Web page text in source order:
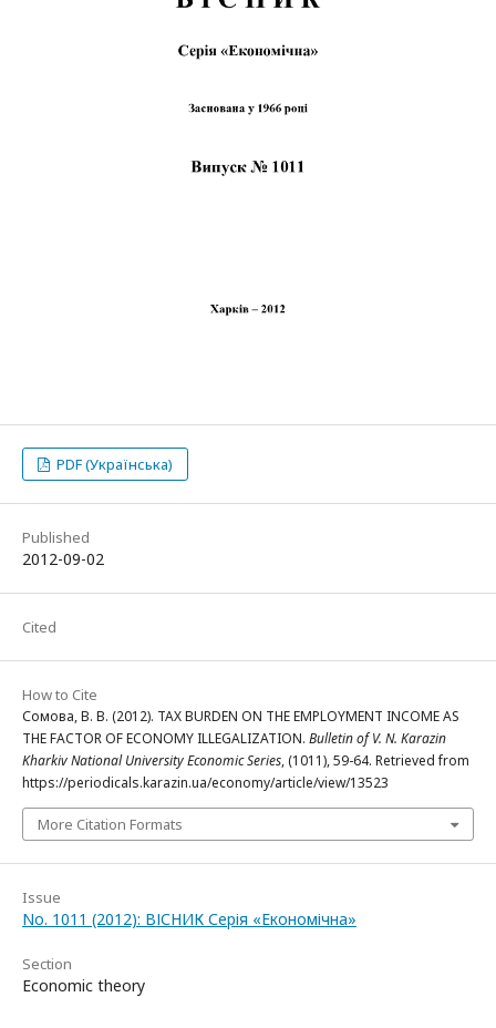
PDF (Українська)
Published
2012-09-02
Cited
How to Cite
Сомова, В. В. (2012). TAX BURDEN ON THE EMPLOYMENT INCOME AS
THE FACTOR OF ECONOMY ILLEGALIZATION. Bulletin of V. N. Karazin
Kharkiv National University Economic Series, (1011), 59-64. Retrieved from
https://periodicals.karazin.ua/economy/article/view/13523
More Citation Formats
Issue
No. 1011 (2012): ВІСНИК Серія «Економічна»
Section
Economic theory